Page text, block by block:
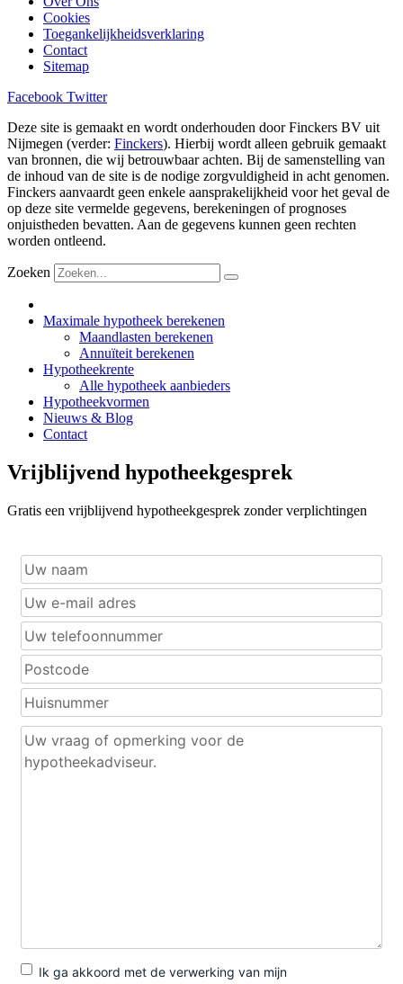
Cookies
Toegankelijkheidsverklaring
Contact
Sitemap
Facebook Twitter
Deze site is gemaakt en wordt onderhouden door Finckers BV uit
Nijmegen (verder: Finckers). Hierbij wordt alleen gebruik gemaakt
van bronnen, die wij betrouwbaar achten. Bij de samenstelling van
de inhoud van de site is de nodige zorgvuldigheid in acht genomen.
Finckers aanvaardt geen enkele aansprakelijkheid voor het geval de
op deze site vermelde gegevens, berekeningen of prognoses
onjuistheden bevatten. Aan de gegevens kunnen geen rechten
worden ontleend.
Zoeken
Maximale hypotheek berekenen
Maandlasten berekenen
Annuïteit berekenen
Hypotheekrente
Alle hypotheek aanbieders
Hypotheekvormen
Nieuws & Blog
Contact
Vrijblijvend hypotheekgesprek
Gratis een vrijblijvend hypotheekgesprek zonder verplichtingen